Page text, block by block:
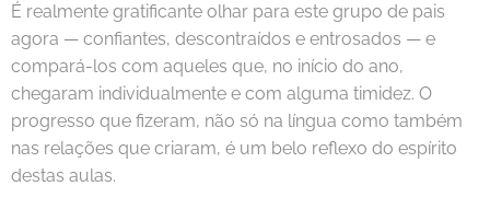
É realmente gratificante olhar para este grupo de pais
agora — confiantes, descontraídos e entrosados — e
compará-los com aqueles que, no início do ano,
chegaram individualmente e com alguma timidez. O
progresso que fizeram, não só na língua como também
nas relações que criaram, é um belo reflexo do espírito
destas aulas.